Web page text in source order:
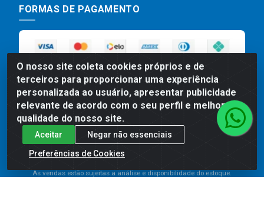
O nosso site coleta cookies próprios e de
terceiros para proporcionar uma experiência
personalizada ao usuário, apresentar publicidade
relevante de acordo com o seu perfil e melhorar a
qualidade do nosso site.
Aceitar
Negar não essenciais
Preferências de Cookies
FORMAS DE PAGAMENTO
Preços, promoções, condições de pagamento e frete são válidos
para compras realizadas exclusivamente pelo site. Caso haja
divergência de preço de um produto, será válido o preço que for
As vendas estão sujeitas a análise e disponibilidade do estoque.